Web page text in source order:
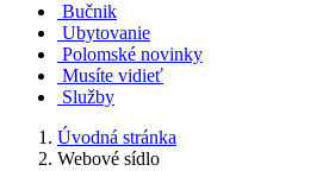
Bučnik
Ubytovanie
Polomské novinky
Musíte vidieť
Služby
Úvodná stránka
Webové sídlo